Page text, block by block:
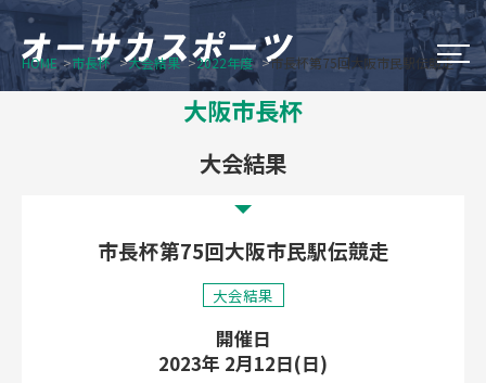
大阪市のスポーツイベント
Do Sports Fes Osaka
OSAKA シティウオーク
大阪市長杯
HOME 市長杯 大会結果 2022年度 市長杯第75回大阪市民駅伝競走
大阪市長杯
大会結果
市長杯第75回大阪市民駅伝競走
大会結果
開催日
2023年 2月12日(日)